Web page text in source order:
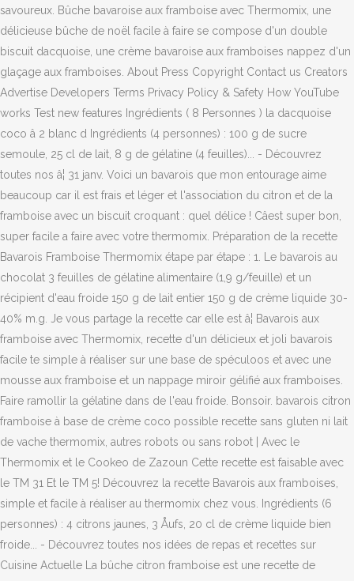
savoureux. Bûche bavaroise aux framboise avec Thermomix, une
délicieuse bûche de noël facile à faire se compose d'un double
biscuit dacquoise, une crème bavaroise aux framboises nappez d'un
glaçage aux framboises. About Press Copyright Contact us Creators
Advertise Developers Terms Privacy Policy & Safety How YouTube
works Test new features Ingrédients ( 8 Personnes ) la dacquoise
coco â 2 blanc d Ingrédients (4 personnes) : 100 g de sucre
semoule, 25 cl de lait, 8 g de gélatine (4 feuilles)... - Découvrez
toutes nos â¦ 31 janv. Voici un bavarois que mon entourage aime
beaucoup car il est frais et léger et l'association du citron et de la
framboise avec un biscuit croquant : quel délice ! Câest super bon,
super facile a faire avec votre thermomix. Préparation de la recette
Bavarois Framboise Thermomix étape par étape : 1. Le bavarois au
chocolat 3 feuilles de gélatine alimentaire (1,9 g/feuille) et un
récipient d'eau froide 150 g de lait entier 150 g de crème liquide 30-
40% m.g. Je vous partage la recette car elle est â¦ Bavarois aux
framboise avec Thermomix, recette d'un délicieux et joli bavarois
facile te simple à réaliser sur une base de spéculoos et avec une
mousse aux framboise et un nappage miroir gélifié aux framboises.
Faire ramollir la gélatine dans de l'eau froide. Bonsoir. bavarois citron
framboise à base de crème coco possible recette sans gluten ni lait
de vache thermomix, autres robots ou sans robot | Avec le
Thermomix et le Cookeo de Zazoun Cette recette est faisable avec
le TM 31 Et le TM 5! Découvrez la recette Bavarois aux framboises,
simple et facile à réaliser au thermomix chez vous. Ingrédients (6
personnes) : 4 citrons jaunes, 3 Åufs, 20 cl de crème liquide bien
froide... - Découvrez toutes nos idées de repas et recettes sur
Cuisine Actuelle La bûche citron framboise est une recette de